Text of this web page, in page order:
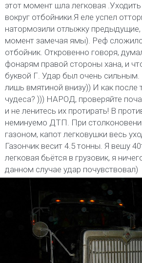
этот момент шла легковая
вокруг отбойники.Я еле успел
натормозили отлыжку предыдущие,
момент замечая ямы). Реф
отбойник. Откровенно говоря,
фонарям правой стороны хана, и
буквой Г. Удар был очень
лишь вмятиной внизу)) И как после
чудеса? ))) НАРОД, проверяйте
и не ленитесь их протирать! В
неминуемо ДТП. При
газоном, капот легковушки весь
Газончик весит 4.5 тонны. Я вешу
легковая бьётся в грузовик, я
данном случае удар почувствовал)